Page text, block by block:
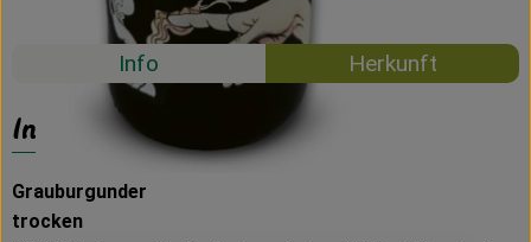
#58733 20,59 €/ 0,75 l
Info Herkunft
Info
Grauburgunder
trocken